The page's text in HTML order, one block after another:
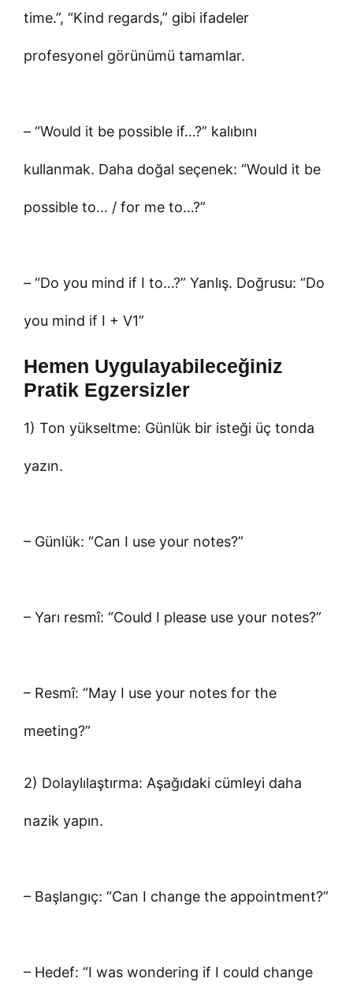
time.”, “Kind regards,” gibi ifadeler
profesyonel görünümü tamamlar.
– “Would it be possible if…?” kalıbını
kullanmak. Daha doğal seçenek: “Would it be
possible to… / for me to…?”
– “Do you mind if I to…?” Yanlış. Doğrusu: “Do
you mind if I + V1”
Hemen Uygulayabileceğiniz
Pratik Egzersizler
1) Ton yükseltme: Günlük bir isteği üç tonda
yazın.
– Günlük: “Can I use your notes?”
– Yarı resmî: “Could I please use your notes?”
– Resmî: “May I use your notes for the
meeting?”
2) Dolaylılaştırma: Aşağıdaki cümleyi daha
nazik yapın.
– Başlangıç: “Can I change the appointment?”
– Hedef: “I was wondering if I could change